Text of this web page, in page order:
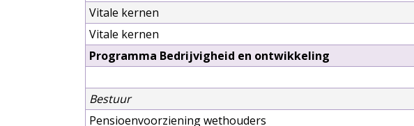
Vitale kernen
Vitale kernen
Programma Bedrijvigheid en ontwikkeling
Bestuur
Pensioenvoorziening wethouders